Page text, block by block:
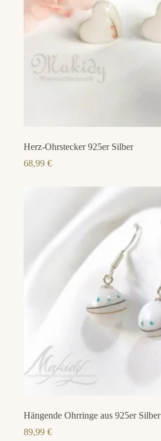
Herz-Ohrstecker 925er Silber
68,99 €
Hängende Ohrringe aus 925er Silber
89,99 €